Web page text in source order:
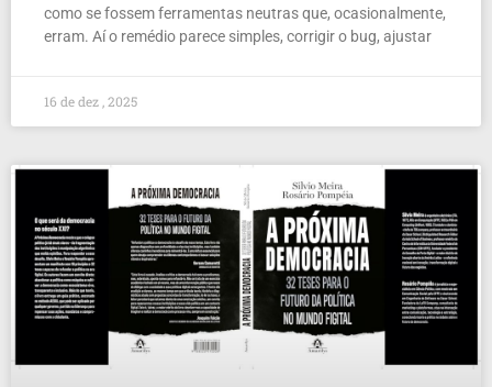
como se fossem ferramentas neutras que, ocasionalmente,
erram. Aí o remédio parece simples, corrigir o bug, ajustar
16 de dez , 2025